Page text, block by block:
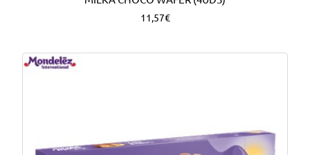
11,57€